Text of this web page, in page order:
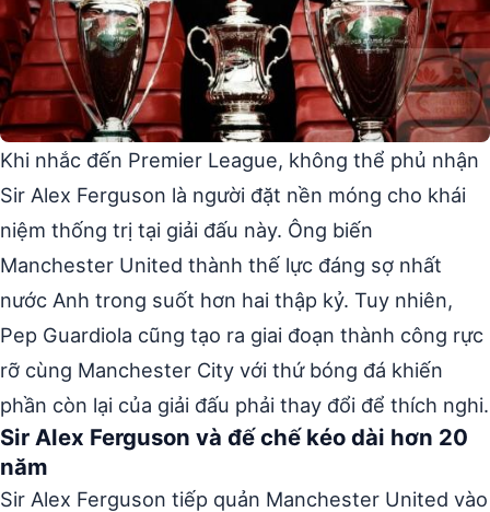
Khi nhắc đến Premier League, không thể phủ nhận
Sir Alex Ferguson là người đặt nền móng cho khái
niệm thống trị tại giải đấu này. Ông biến
Manchester United thành thế lực đáng sợ nhất
nước Anh trong suốt hơn hai thập kỷ. Tuy nhiên,
Pep Guardiola cũng tạo ra giai đoạn thành công rực
rỡ cùng Manchester City với thứ bóng đá khiến
phần còn lại của giải đấu phải thay đổi để thích nghi.
Sir Alex Ferguson và đế chế kéo dài hơn 20
năm
Sir Alex Ferguson tiếp quản Manchester United vào